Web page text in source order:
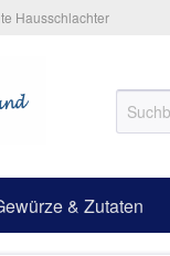
Hausschlachter
& Zutaten